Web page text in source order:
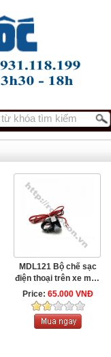
MDL121 Bộ chế sạc
điện thoại trên xe máy
12-24V ...
Price: 65.000 VNĐ